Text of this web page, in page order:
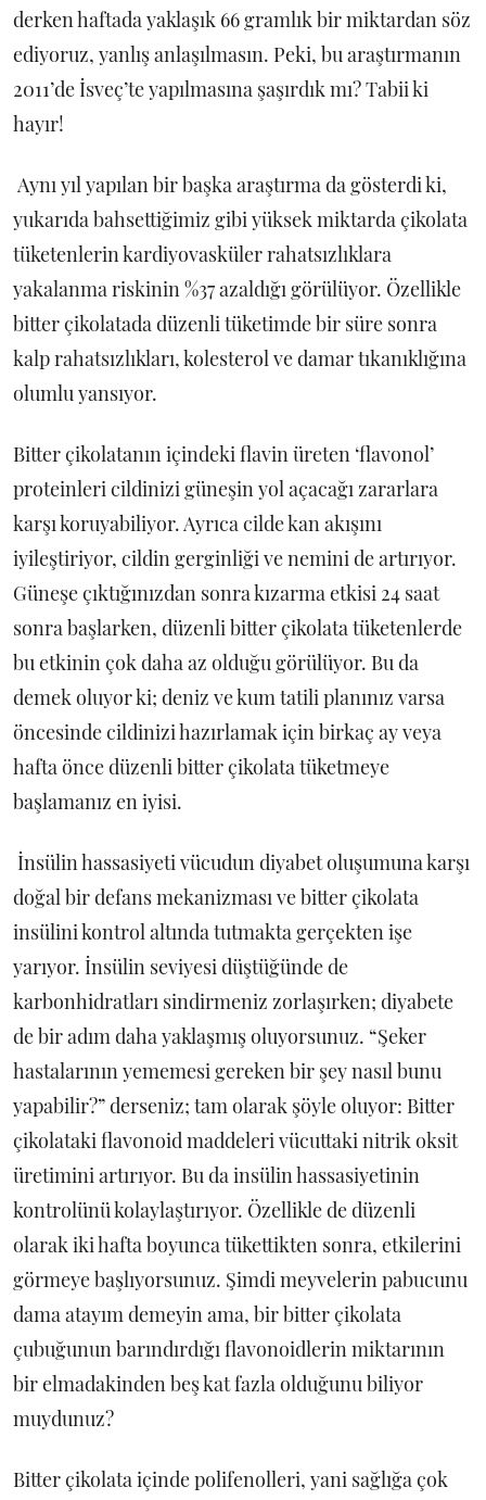
derken haftada yaklaşık 66 gramlık bir miktardan söz
ediyoruz, yanlış anlaşılmasın. Peki, bu araştırmanın
2011’de İsveç’te yapılmasına şaşırdık mı? Tabii ki
hayır!
Aynı yıl yapılan bir başka araştırma da gösterdi ki,
yukarıda bahsettiğimiz gibi yüksek miktarda çikolata
tüketenlerin kardiyovasküler rahatsızlıklara
yakalanma riskinin %37 azaldığı görülüyor. Özellikle
bitter çikolatada düzenli tüketimde bir süre sonra
kalp rahatsızlıkları, kolesterol ve damar tıkanıklığına
olumlu yansıyor.
Bitter çikolatanın içindeki flavin üreten ‘flavonol’
proteinleri cildinizi güneşin yol açacağı zararlara
karşı koruyabiliyor. Ayrıca cilde kan akışını
iyileştiriyor, cildin gerginliği ve nemini de artırıyor.
Güneşe çıktığınızdan sonra kızarma etkisi 24 saat
sonra başlarken, düzenli bitter çikolata tüketenlerde
bu etkinin çok daha az olduğu görülüyor. Bu da
demek oluyor ki; deniz ve kum tatili planınız varsa
öncesinde cildinizi hazırlamak için birkaç ay veya
hafta önce düzenli bitter çikolata tüketmeye
başlamanız en iyisi.
İnsülin hassasiyeti vücudun diyabet oluşumuna karşı
doğal bir defans mekanizması ve bitter çikolata
insülini kontrol altında tutmakta gerçekten işe
yarıyor. İnsülin seviyesi düştüğünde de
karbonhidratları sindirmeniz zorlaşırken; diyabete
de bir adım daha yaklaşmış oluyorsunuz. “Şeker
hastalarının yememesi gereken bir şey nasıl bunu
yapabilir?” derseniz; tam olarak şöyle oluyor: Bitter
çikolataki flavonoid maddeleri vücuttaki nitrik oksit
üretimini artırıyor. Bu da insülin hassasiyetinin
kontrolünü kolaylaştırıyor. Özellikle de düzenli
olarak iki hafta boyunca tükettikten sonra, etkilerini
görmeye başlıyorsunuz. Şimdi meyvelerin pabucunu
dama atayım demeyin ama, bir bitter çikolata
çubuğunun barındırdığı flavonoidlerin miktarının
bir elmadakinden beş kat fazla olduğunu biliyor
muydunuz?
Bitter çikolata içinde polifenolleri, yani sağlığa çok